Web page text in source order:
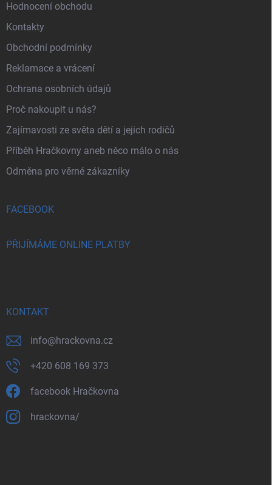
Hodnocení obchodu
Kontakty
Obchodní podmínky
Reklamace a vrácení
Ochrana osobních údajů
Proč nakoupit u nás?
Zajímavosti ze světa dětí a jejich rodičů
Příběh Hračkovny aneb něco málo o nás
Odměna pro věrné zákazníky
FACEBOOK
PŘIJÍMÁME ONLINE PLATBY
KONTAKT
info@hrackovna.cz
+420 608 169 373
facebook Hračkovna
hrackovna/